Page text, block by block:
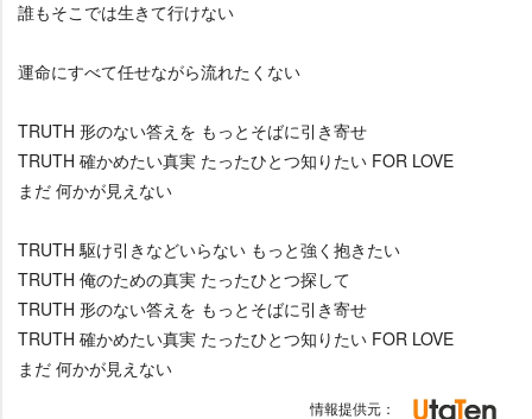
誰もそこでは生きて行けない
運命にすべて任せながら流れたくない
TRUTH 形のない答えを もっとそばに引き寄せ
TRUTH 確かめたい真実 たったひとつ知りたい FOR LOVE
まだ 何かが見えない
TRUTH 駆け引きなどいらない もっと強く抱きたい
TRUTH 俺のための真実 たったひとつ探して
TRUTH 形のない答えを もっとそばに引き寄せ
TRUTH 確かめたい真実 たったひとつ知りたい FOR LOVE
まだ 何かが見えない
情報提供元：